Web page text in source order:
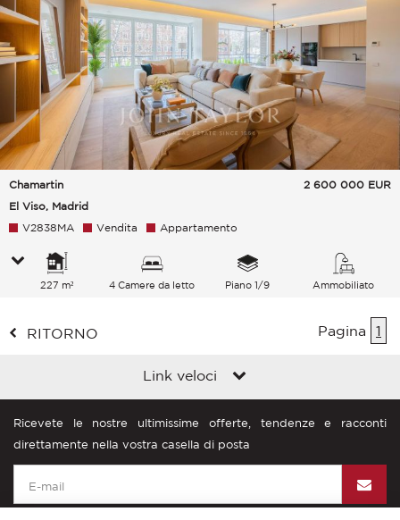
Chamartin
El Viso, Madrid
2 600 000 EUR
V2838MA Vendita Appartamento
227 m² 4 Camere da letto Piano 1/9 Ammobiliato
RITORNO Pagina 1
Link veloci
Ricevete le nostre ultimissime offerte, tendenze e racconti
direttamente nella vostra casella di posta